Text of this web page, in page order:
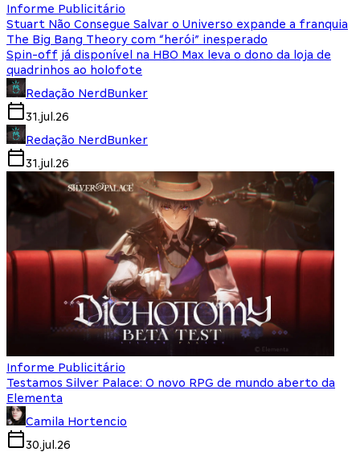
Informe Publicitário
Stuart Não Consegue Salvar o Universo expande a franquia
The Big Bang Theory com “herói” inesperado
Spin-off já disponível na HBO Max leva o dono da loja de
quadrinhos ao holofote
Redação NerdBunker
31.jul.26
Redação NerdBunker
31.jul.26
Informe Publicitário
Testamos Silver Palace: O novo RPG de mundo aberto da
Elementa
Camila Hortencio
30.jul.26